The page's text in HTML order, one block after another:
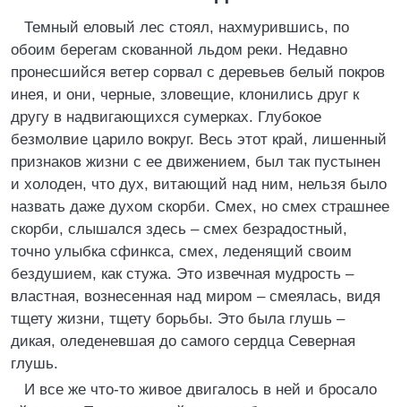
Темный еловый лес стоял, нахмурившись, по
обоим берегам скованной льдом реки. Недавно
пронесшийся ветер сорвал с деревьев белый покров
инея, и они, черные, зловещие, клонились друг к
другу в надвигающихся сумерках. Глубокое
безмолвие царило вокруг. Весь этот край, лишенный
признаков жизни с ее движением, был так пустынен
и холоден, что дух, витающий над ним, нельзя было
назвать даже духом скорби. Смех, но смех страшнее
скорби, слышался здесь – смех безрадостный,
точно улыбка сфинкса, смех, леденящий своим
бездушием, как стужа. Это извечная мудрость –
властная, вознесенная над миром – смеялась, видя
тщету жизни, тщету борьбы. Это была глушь –
дикая, оледеневшая до самого сердца Северная
глушь.
И все же что-то живое двигалось в ней и бросало